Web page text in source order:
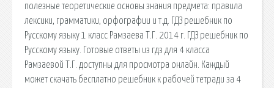
полезные теоретические основы знания предмета: правила
лексики, грамматики, орфографии и т.д. ГДЗ решебник по
Русскому языку 1 класс Рамзаева Т.Г. 2014 г. ГДЗ решебник по
Русскому языку. Готовые ответы из гдз для 4 класса
Рамзаевой Т.Г. доступны для просмотра онлайн. Каждый
может скачать бесплатно решебник к рабочей тетради за 4